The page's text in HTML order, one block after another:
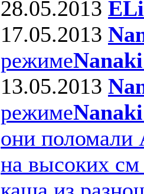
28.05.2013 ELi
17.05.2013
режиме
13.05.2013
режиме
они поломали
на высоких